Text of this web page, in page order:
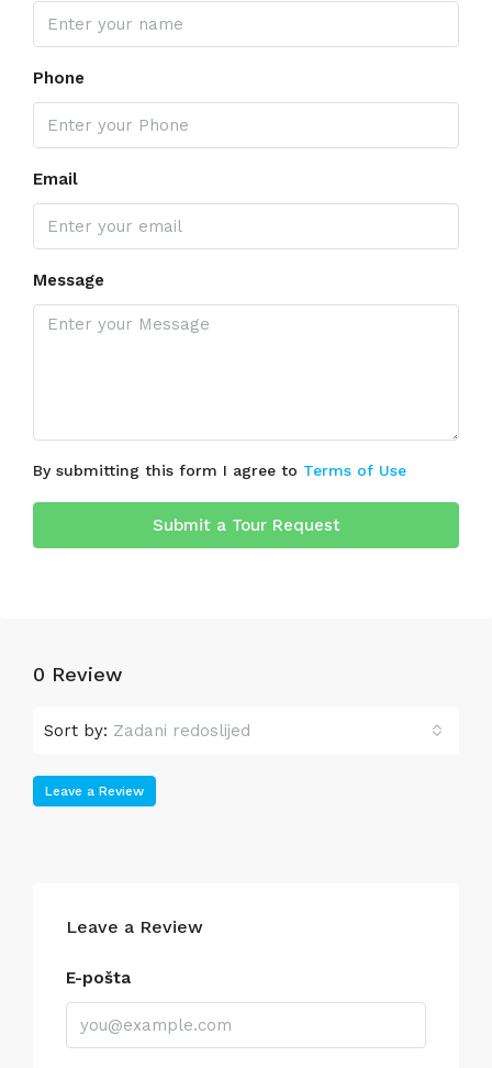
Phone
Email
Message
By submitting this form I agree to Terms of Use
Submit a Tour Request
0 Review
Sort by: Zadani redoslijed
Leave a Review
Leave a Review
E-pošta